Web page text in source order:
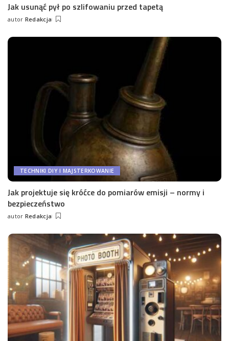
Jak usunąć pył po szlifowaniu przed tapetą
Wysłany
autor Redakcja
TECHNIKI DIY I MAJSTERKOWANIE
Jak projektuje się króćce do pomiarów emisji – normy i
bezpieczeństwo
Wysłany
autor Redakcja